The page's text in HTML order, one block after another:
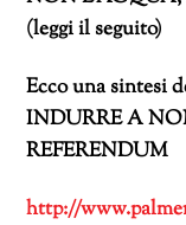
(leggi il seguito)
Ecco una sintesi
INDURRE A
REFERENDUM
http://